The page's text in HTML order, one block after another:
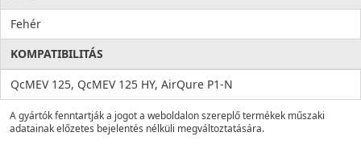
Fehér
KOMPATIBILITÁS
QcMEV 125, QcMEV 125 HY, AirQure P1-N
A gyártók fenntartják a jogot a weboldalon szereplő termékek műszaki
adatainak előzetes bejelentés nélküli megváltoztatására.